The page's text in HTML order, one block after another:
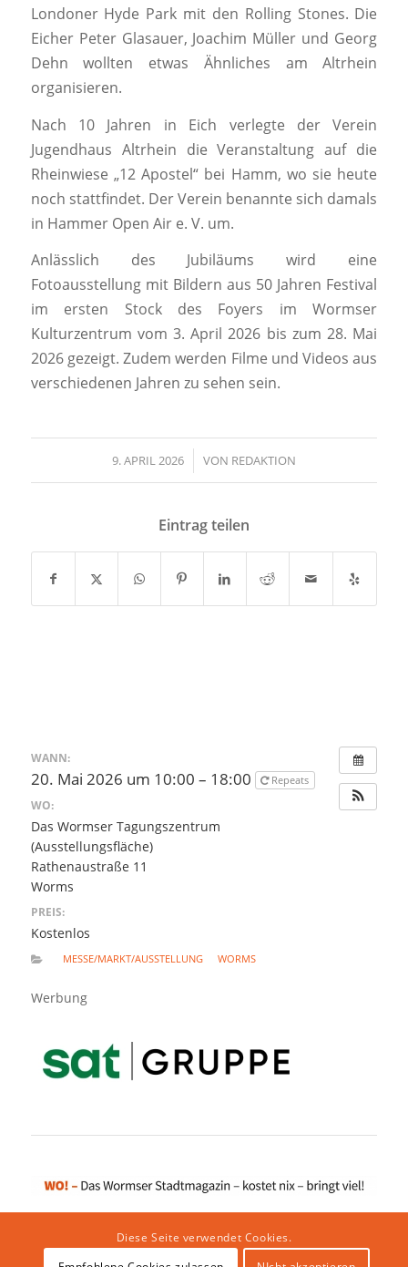
Londoner Hyde Park mit den Rolling Stones. Die
Eicher Peter Glasauer, Joachim Müller und Georg
Dehn wollten etwas Ähnliches am Altrhein
organisieren.
Nach 10 Jahren in Eich verlegte der Verein
Jugendhaus Altrhein die Veranstaltung auf die
Rheinwiese „12 Apostel“ bei Hamm, wo sie heute
noch stattfindet. Der Verein benannte sich damals
in Hammer Open Air e. V. um.
Anlässlich des Jubiläums wird eine
Fotoausstellung mit Bildern aus 50 Jahren Festival
im ersten Stock des Foyers im Wormser
Kulturzentrum vom 3. April 2026 bis zum 28. Mai
2026 gezeigt. Zudem werden Filme und Videos aus
verschiedenen Jahren zu sehen sein.
9. APRIL 2026
/ VON REDAKTION
Eintrag teilen
WANN:
20. Mai 2026 um 10:00 – 18:00 Repeats
WO:
Das Wormser Tagungszentrum
(Ausstellungsfläche)
Rathenaustraße 11
Worms
PREIS:
Kostenlos
MESSE/MARKT/AUSSTELLUNG WORMS
Werbung
Diese Seite verwendet Cookies.